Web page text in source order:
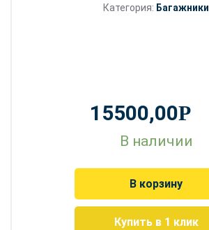
Категория: Багажники
15500,00Р
В наличии
В корзину
Купить в 1 клик